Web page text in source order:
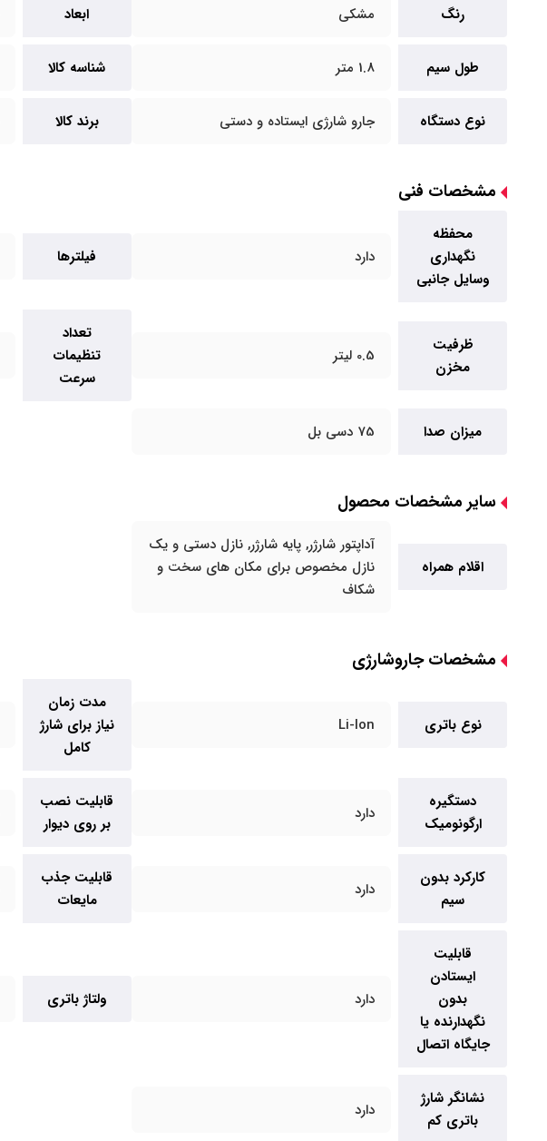
رنگ مشکی ابعاد
طول سیم 1.8 متر شناسه کالا
نوع دستگاه جارو شارژی ایستاده و دستی برند کالا
مشخصات فنی
محفظه
نگهداری
وسایل جانبی
دارد فیلترها
ظرفیت
مخزن
0.5 لیتر
تعداد
تنظیمات
سرعت
میزان صدا 75 دسی بل
سایر مشخصات محصول
اقلام همراه
آداپتور شارژر, پایه شارژر, نازل دستی و یک
نازل مخصوص برای مکان های سخت و
شکاف
مشخصات جاروشارژی
نوع باتری Li-Ion
مدت زمان
نیاز برای شارژ
کامل
دستگیره
ارگونومیک
دارد
قابلیت نصب
بر روی دیوار
کارکرد بدون
سیم
دارد
قابلیت جذب
مایعات
قابلیت
ایستادن
بدون
نگهدارنده یا
جایگاه اتصال
دارد ولتاژ باتری
نشانگر شارژ
باتری کم
دارد